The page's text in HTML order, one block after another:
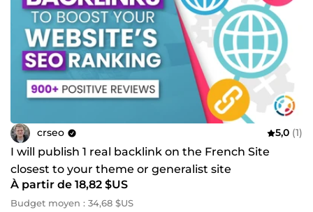
crseo 5,0 (1)
I will publish 1 real backlink on the French Site
closest to your theme or generalist site
À partir de 18,82 $US
Budget moyen : 34,68 $US